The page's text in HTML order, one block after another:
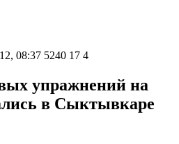
08:37 5240 17 4
упражнений на
в Сыктывкаре